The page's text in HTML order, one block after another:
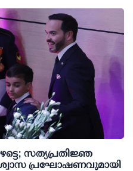
സത്യപ്രതിജ്ഞ
പ്രഘോഷണവുമായി